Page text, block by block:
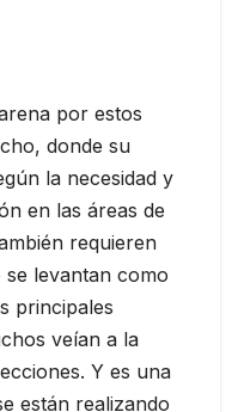
por estos
donde su
la necesidad y
en las áreas de
requieren
levantan como
principales
veían a la
Y es una
están realizando